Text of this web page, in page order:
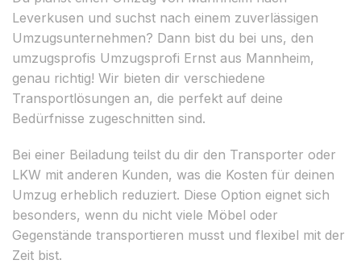
Leverkusen und suchst nach einem zuverlässigen
Umzugsunternehmen? Dann bist du bei uns, den
umzugsprofis Umzugsprofi Ernst aus Mannheim,
genau richtig! Wir bieten dir verschiedene
Transportlösungen an, die perfekt auf deine
Bedürfnisse zugeschnitten sind.
Bei einer Beiladung teilst du dir den Transporter oder
LKW mit anderen Kunden, was die Kosten für deinen
Umzug erheblich reduziert. Diese Option eignet sich
besonders, wenn du nicht viele Möbel oder
Gegenstände transportieren musst und flexibel mit der
Zeit bist.